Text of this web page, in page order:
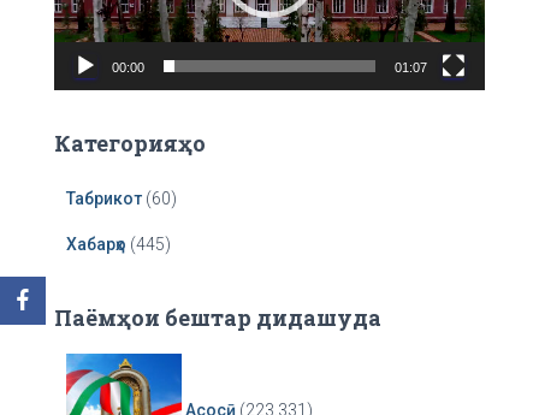
l
a
00:00 01:07
Категорияҳо
Табрикот (60)
Хабарҳо (445)
Паёмҳои бештар дидашуда
Асосӣ (223,331)